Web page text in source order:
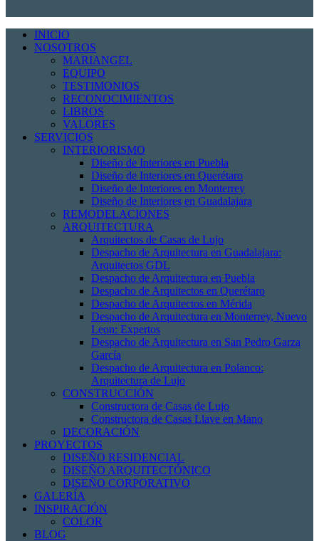
INICIO
NOSOTROS
MARIANGEL
EQUIPO
TESTIMONIOS
RECONOCIMIENTOS
LIBROS
VALORES
SERVICIOS
INTERIORISMO
Diseño de Interiores en Puebla
Diseño de Interiores en Querétaro
Diseño de Interiores en Monterrey
Diseño de Interiores en Guadalajara
REMODELACIONES
ARQUITECTURA
Arquitectos de Casas de Lujo
Despacho de Arquitectura en Guadalajara:
Arquitectos GDL
Despacho de Arquitectura en Puebla
Despacho de Arquitectos en Querétaro
Despacho de Arquitectos en Mérida
Despacho de Arquitectura en Monterrey, Nuevo
Leon: Expertos
Despacho de Arquitectura en San Pedro Garza
García
Despacho de Arquitectura en Polanco:
Arquitectura de Lujo
CONSTRUCCIÓN
Constructora de Casas de Lujo
Constructora de Casas Llave en Mano
DECORACIÓN
PROYECTOS
DISEÑO RESIDENCIAL
DISEÑO ARQUITECTÓNICO
DISEÑO CORPORATIVO
GALERÍA
INSPIRACIÓN
COLOR
BLOG